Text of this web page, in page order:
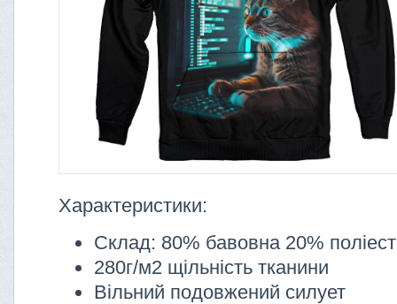
Характеристики:
Склад: 80% бавовна 20%
280г/м2 щільність тканини
Вільний подовжений силует